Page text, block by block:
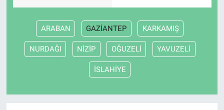
ARABAN GAZİANTEP KARKAMIŞ
NURDAĞI NİZİP OĞUZELİ YAVUZELİ
İSLAHİYE